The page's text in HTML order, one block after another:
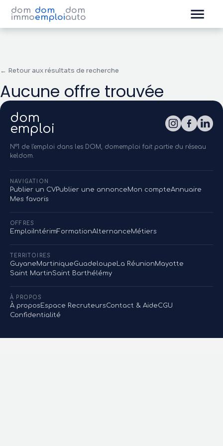
dom
immo
dom
emploi
dom
auto
← Retour aux résultats de recherche
Aucune offre trouvée
dom
emploi
N°1 de l'emploi dans les DOM, domemploi fait partie du réseau
keldom.
NAVIGATION
Publier un CVPublier une annonceMon compteAnnuaire
Mes favoris
OFFRES
EmploiIntérimFormationAlternanceMétiers
TERRITOIRES
GuyaneMartiniqueGuadeloupe La RéunionMayotte
Saint MartinSaint Barthélémy
À PROPOS
À propos Espace RecruteursContact & AideCGU
Confidentialité